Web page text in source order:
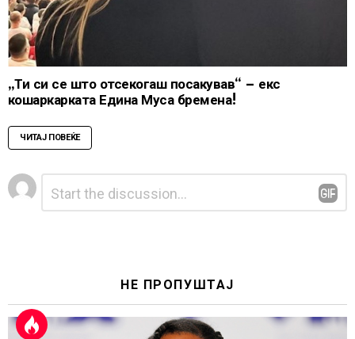
„Ти си се што отсекогаш посакував“ – екс
кошаркарката Едина Муса бремена!
ЧИТАЈ ПОВЕЌЕ
Leave
a
Reply
НЕ ПРОПУШТАЈ